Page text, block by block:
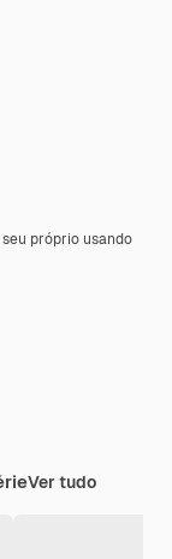
próprio usando
Ver tudo